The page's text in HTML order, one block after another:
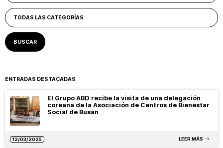
ENTRADAS DESTACADAS
El Grupo ABD recibe la visita de una delegación
coreana de la Asociación de Centros de Bienestar
Social de Busan
12/03/2025 LEER MÁS